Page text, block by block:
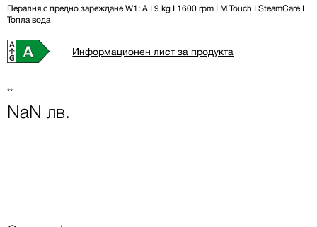
Пералня с предно зареждане W1: A I 9 kg I 1600 rpm I M Touch I SteamCare I
Топла вода
Информационен лист за продукта
**
NaN лв.